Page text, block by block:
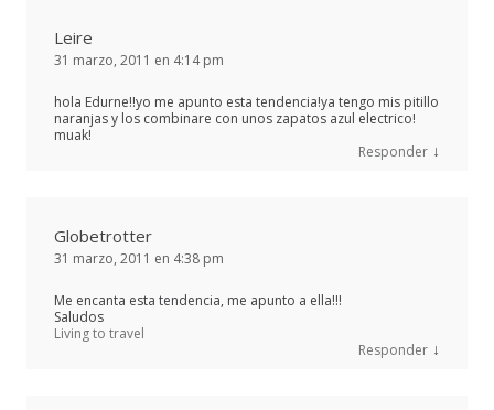
Leire
31 marzo, 2011 en 4:14 pm
hola Edurne!!yo me apunto esta tendencia!ya tengo mis pitillo
naranjas y los combinare con unos zapatos azul electrico!
muak!
Responder ↓
Globetrotter
31 marzo, 2011 en 4:38 pm
Me encanta esta tendencia, me apunto a ella!!!
Saludos
Living to travel
Responder ↓